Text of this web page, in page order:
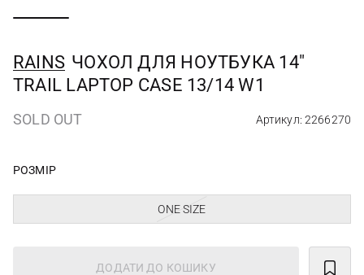
RAINS ЧОХОЛ ДЛЯ НОУТБУКА 14"
TRAIL LAPTOP CASE 13/14 W1
SOLD OUT Артикул: 2266270
РОЗМІР
ONE SIZE
ДОДАТИ ДО КОШИКУ